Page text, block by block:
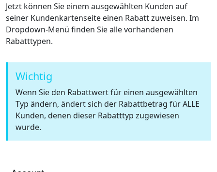
Jetzt können Sie einem ausgewählten Kunden auf
seiner Kundenkartenseite einen Rabatt zuweisen. Im
Dropdown-Menü finden Sie alle vorhandenen
Rabatttypen.
Wichtig
Wenn Sie den Rabattwert für einen ausgewählten
Typ ändern, ändert sich der Rabattbetrag für ALLE
Kunden, denen dieser Rabatttyp zugewiesen
wurde.